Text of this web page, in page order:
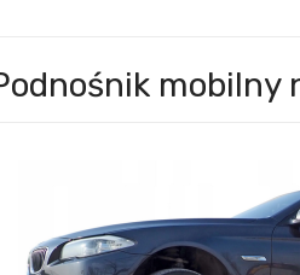
mobilny